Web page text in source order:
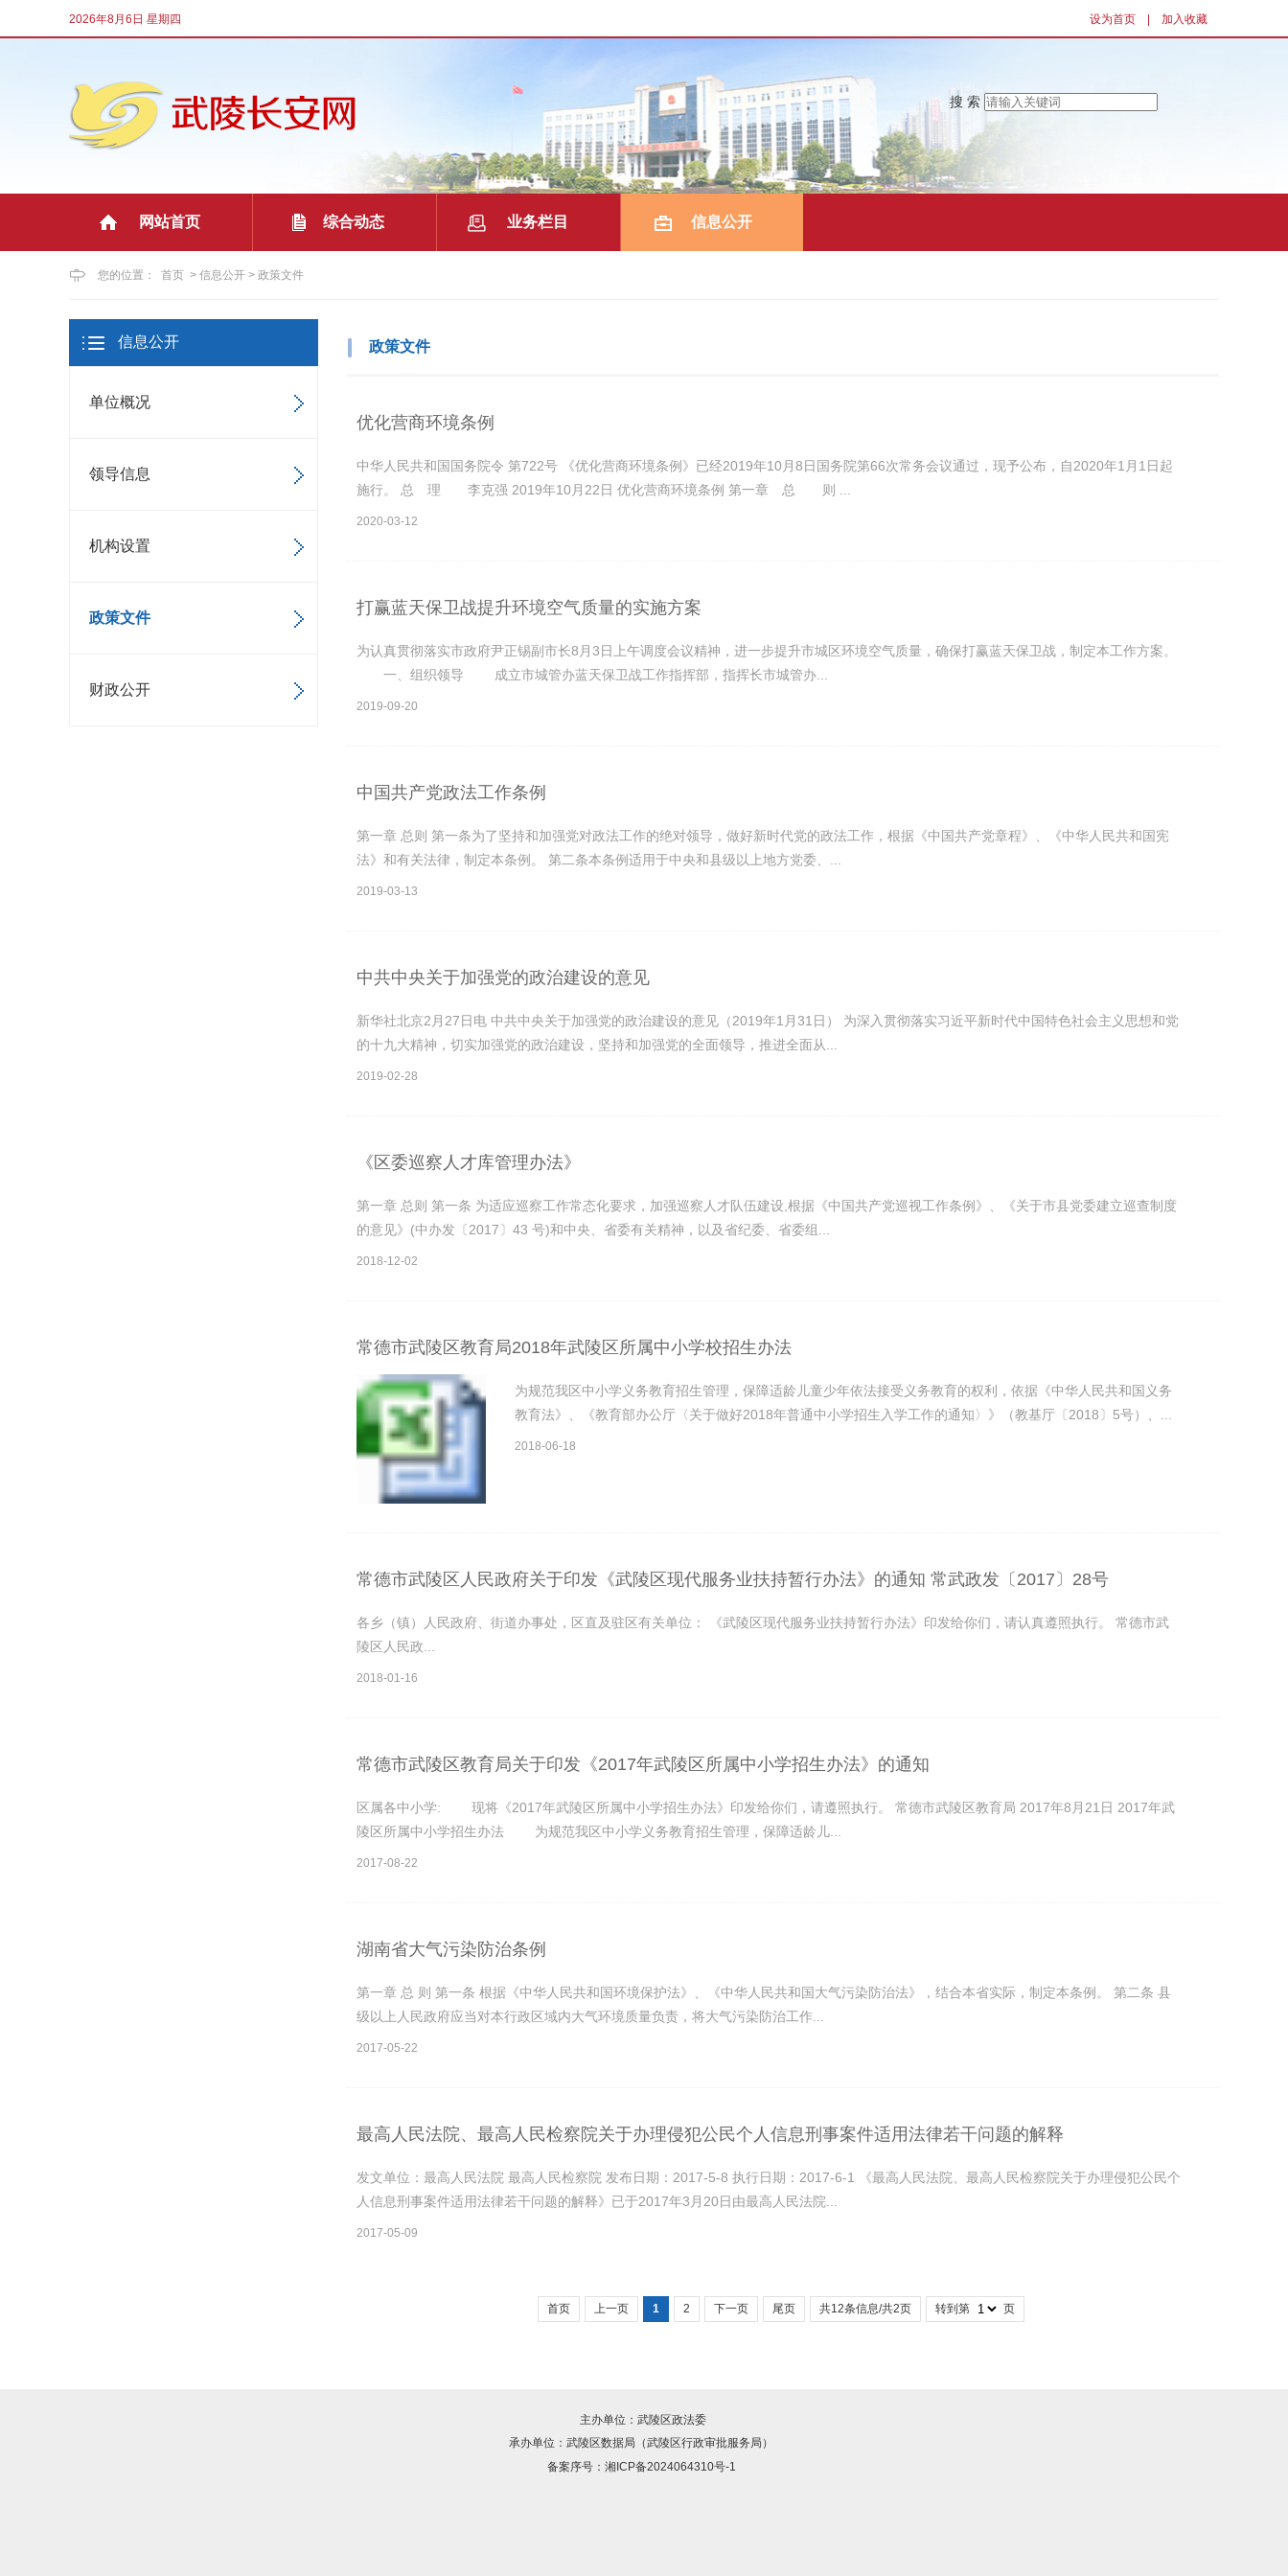
设为首页 加入收藏
2026年8月6日 星期四
搜 索
网站首页 综合动态 业务栏目 信息公开
您的位置： 首页 > 信息公开 > 政策文件
信息公开
单位概况
领导信息
机构设置
政策文件
财政公开
政策文件
优化营商环境条例
中华人民共和国国务院令 第722号 《优化营商环境条例》已经2019年10月8日国务院第66次常务会议通过，现予公布，自2020年1月1日起
施行。 总 理 李克强 2019年10月22日 优化营商环境条例 第一章 总 则 ...
2020-03-12
打赢蓝天保卫战提升环境空气质量的实施方案
为认真贯彻落实市政府尹正锡副市长8月3日上午调度会议精神，进一步提升市城区环境空气质量，确保打赢蓝天保卫战，制定本工作方案。
一、组织领导 成立市城管办蓝天保卫战工作指挥部，指挥长市城管办...
2019-09-20
中国共产党政法工作条例
第一章 总则 第一条为了坚持和加强党对政法工作的绝对领导，做好新时代党的政法工作，根据《中国共产党章程》、《中华人民共和国宪
法》和有关法律，制定本条例。 第二条本条例适用于中央和县级以上地方党委、...
2019-03-13
中共中央关于加强党的政治建设的意见
新华社北京2月27日电 中共中央关于加强党的政治建设的意见（2019年1月31日） 为深入贯彻落实习近平新时代中国特色社会主义思想和党
的十九大精神，切实加强党的政治建设，坚持和加强党的全面领导，推进全面从...
2019-02-28
《区委巡察人才库管理办法》
第一章 总则 第一条 为适应巡察工作常态化要求，加强巡察人才队伍建设,根据《中国共产党巡视工作条例》、《关于市县党委建立巡查制度
的意见》(中办发〔2017〕43 号)和中央、省委有关精神，以及省纪委、省委组...
2018-12-02
常德市武陵区教育局2018年武陵区所属中小学校招生办法
为规范我区中小学义务教育招生管理，保障适龄儿童少年依法接受义务教育的权利，依据《中华人民共和国义务
教育法》、《教育部办公厅〈关于做好2018年普通中小学招生入学工作的通知〉》（教基厅〔2018〕5号）、...
2018-06-18
常德市武陵区人民政府关于印发《武陵区现代服务业扶持暂行办法》的通知 常武政发〔2017〕28号
各乡（镇）人民政府、街道办事处，区直及驻区有关单位： 《武陵区现代服务业扶持暂行办法》印发给你们，请认真遵照执行。 常德市武
陵区人民政...
2018-01-16
常德市武陵区教育局关于印发《2017年武陵区所属中小学招生办法》的通知
区属各中小学: 现将《2017年武陵区所属中小学招生办法》印发给你们，请遵照执行。 常德市武陵区教育局 2017年8月21日 2017年武
陵区所属中小学招生办法 为规范我区中小学义务教育招生管理，保障适龄儿...
2017-08-22
湖南省大气污染防治条例
第一章 总 则 第一条 根据《中华人民共和国环境保护法》、《中华人民共和国大气污染防治法》，结合本省实际，制定本条例。 第二条 县
级以上人民政府应当对本行政区域内大气环境质量负责，将大气污染防治工作...
2017-05-22
最高人民法院、最高人民检察院关于办理侵犯公民个人信息刑事案件适用法律若干问题的解释
发文单位：最高人民法院 最高人民检察院 发布日期：2017-5-8 执行日期：2017-6-1 《最高人民法院、最高人民检察院关于办理侵犯公民个
人信息刑事案件适用法律若干问题的解释》已于2017年3月20日由最高人民法院...
2017-05-09
首页 上一页 1 2 下一页 尾页 共12条信息/共2页 转到第 页
主办单位：武陵区政法委
承办单位：武陵区数据局（武陵区行政审批服务局）
备案序号： 湘ICP备2024064310号-1